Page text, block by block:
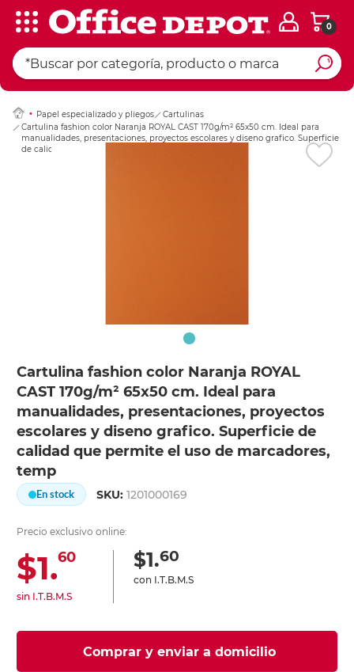
0
Papel especializado y pliegos
Cartulinas
Cartulina fashion color Naranja ROYAL CAST 170g/m² 65x50 cm. Ideal para
manualidades, presentaciones, proyectos escolares y diseno grafico. Superficie
de calidad que permite el uso de marcadores, temp
Cartulina fashion color Naranja ROYAL
CAST 170g/m² 65x50 cm. Ideal para
manualidades, presentaciones, proyectos
escolares y diseno grafico. Superficie de
calidad que permite el uso de marcadores,
temp
En stock SKU:1201000169
Precio exclusivo online:
$1.60
sin I.T.B.M.S
$1.60
con I.T.B.M.S
Comprar y enviar a domicilio
Ingresar Codigo